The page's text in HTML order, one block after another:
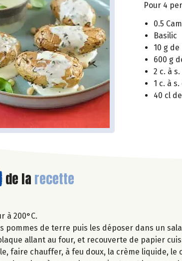
Pour 4
0.5
Basilic
10 g
600 g
2 c. à
1 c. à
40 cl
de la recette
à 200°C.
pommes de terre puis les déposer dans un
allant au four, et recouverte de papier
faire chauffer, à feu doux, la crème liquide,